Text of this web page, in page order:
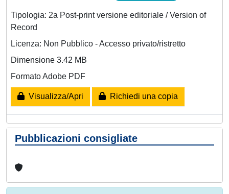
Tipologia: 2a Post-print versione editoriale / Version of
Record
Licenza: Non Pubblico - Accesso privato/ristretto
Dimensione 3.42 MB
Formato Adobe PDF
Visualizza/Apri Richiedi una copia
Pubblicazioni consigliate